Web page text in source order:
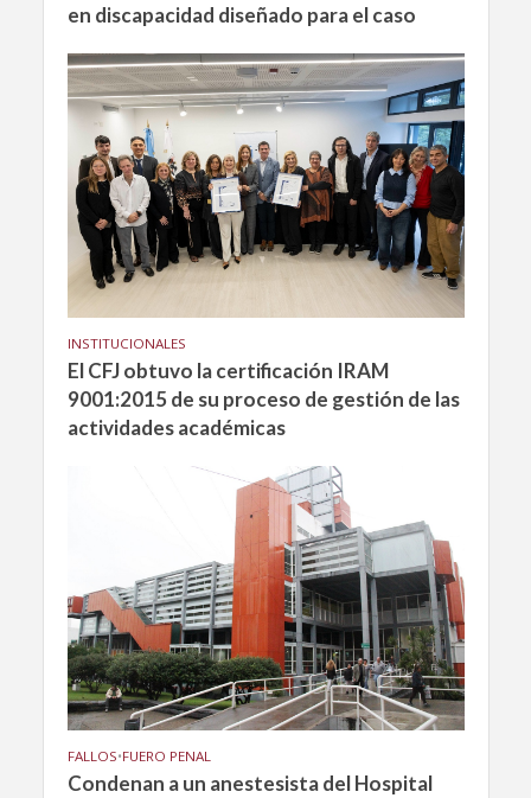
en discapacidad diseñado para el caso
INSTITUCIONALES
El CFJ obtuvo la certificación IRAM
9001:2015 de su proceso de gestión de las
actividades académicas
FALLOS•FUERO PENAL
Condenan a un anestesista del Hospital